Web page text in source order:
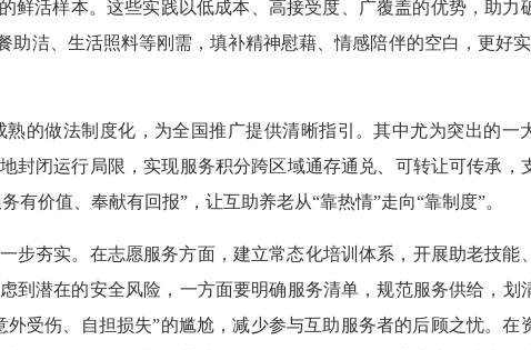
鲜活样本。这些实践以低成本、高接受度、广覆盖的优势，助力
洁、生活照料等刚需，填补精神慰藉、情感陪伴的空白，更好
的做法制度化，为全国推广提供清晰指引。其中尤为突出的一
封闭运行局限，实现服务积分跨区域通存通兑、可转让可传承，
价值、奉献有回报”，让互助养老从“靠热情”走向“靠制度”。
步夯实。在志愿服务方面，建立常态化培训体系，开展助老技能
到潜在的安全风险，一方面要明确服务清单，规范服务供给，划
受伤、自担损失”的尴尬，减少参与互助服务者的后顾之忧。在